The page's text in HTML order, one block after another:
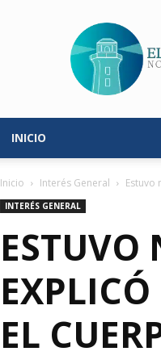
Faro
INICIO
Inicio Interés General Estuvo
INTERÉS GENERAL
ESTUVO
EL